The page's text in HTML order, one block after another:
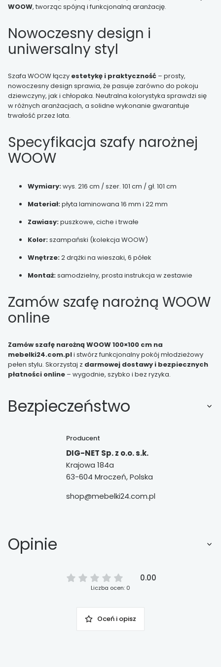
WOOW, tworząc spójną i funkcjonalną aranżację.
Nowoczesny design i
uniwersalny styl
Szafa WOOW łączy estetykę i praktyczność – prosty,
nowoczesny design sprawia, że pasuje zarówno do pokoju
dziewczyny, jak i chłopaka. Neutralna kolorystyka sprawdzi się
w różnych aranżacjach, a solidne wykonanie gwarantuje
trwałość przez lata.
Specyfikacja szafy narożnej
WOOW
Wymiary:wys. 216 cm / szer. 101 cm / gł. 101 cm
Materiał:płyta laminowana 16 mm i 22 mm
Zawiasy:puszkowe, ciche i trwałe
Kolor:szampański (kolekcja WOOW)
Wnętrze:2 drążki na wieszaki, 6 półek
Montaż:samodzielny, prosta instrukcja w zestawie
Zamów szafę narożną WOOW
online
Zamów szafę narożną WOOW 100×100 cm na
mebelki24.com.pli stwórz funkcjonalny pokój młodzieżowy
pełen stylu. Skorzystaj z darmowej dostawy i bezpiecznych
płatności online – wygodnie, szybko i bez ryzyka.
Bezpieczeństwo
Producent
DIG-NET Sp. z o.o. s.k.
Krajowa 184a
63-604 Mroczeń, Polska
shop@mebelki24.com.pl
Opinie
0.00
Liczba ocen: 0
Oceń i opisz